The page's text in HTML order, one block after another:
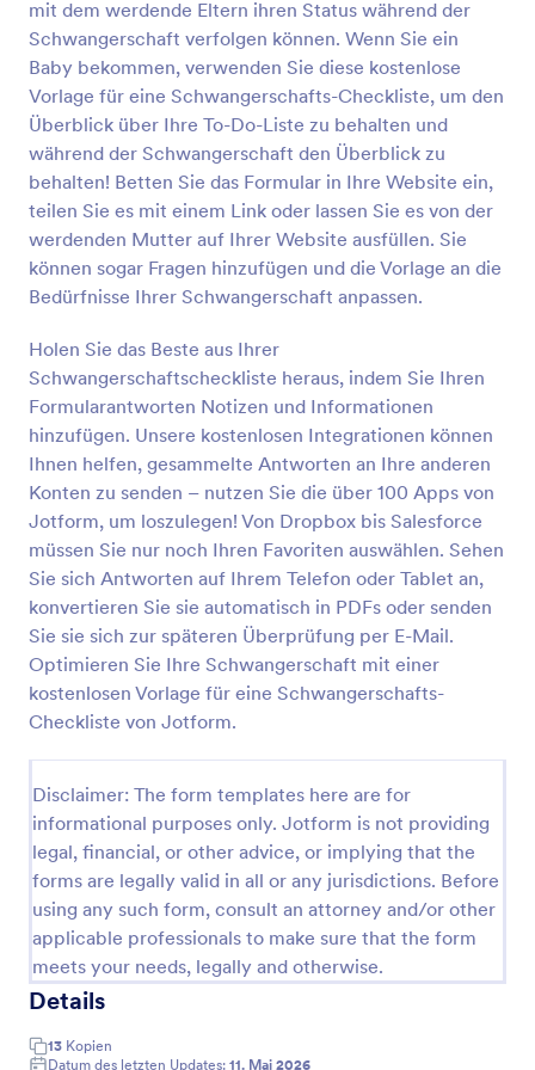
mit dem werdende Eltern ihren Status während der
Schwangerschaft verfolgen können. Wenn Sie ein
Baby bekommen, verwenden Sie diese kostenlose
Vorlage für eine Schwangerschafts-Checkliste, um den
Überblick über Ihre To-Do-Liste zu behalten und
während der Schwangerschaft den Überblick zu
behalten! Betten Sie das Formular in Ihre Website ein,
teilen Sie es mit einem Link oder lassen Sie es von der
werdenden Mutter auf Ihrer Website ausfüllen. Sie
können sogar Fragen hinzufügen und die Vorlage an die
Bedürfnisse Ihrer Schwangerschaft anpassen.
Holen Sie das Beste aus Ihrer
Schwangerschaftscheckliste heraus, indem Sie Ihren
Formularantworten Notizen und Informationen
hinzufügen. Unsere kostenlosen Integrationen können
Ihnen helfen, gesammelte Antworten an Ihre anderen
Konten zu senden – nutzen Sie die über 100 Apps von
Jotform, um loszulegen! Von Dropbox bis Salesforce
müssen Sie nur noch Ihren Favoriten auswählen. Sehen
Sie sich Antworten auf Ihrem Telefon oder Tablet an,
konvertieren Sie sie automatisch in PDFs oder senden
Sie sie sich zur späteren Überprüfung per E-Mail.
Optimieren Sie Ihre Schwangerschaft mit einer
kostenlosen Vorlage für eine Schwangerschafts-
Checkliste von Jotform.
Disclaimer: The form templates here are for
informational purposes only. Jotform is not providing
legal, financial, or other advice, or implying that the
forms are legally valid in all or any jurisdictions. Before
using any such form, consult an attorney and/or other
applicable professionals to make sure that the form
meets your needs, legally and otherwise.
Details
13 Kopien
Datum des letzten Updates: 11. Mai 2026
Vorschau
Checkliste Urlaub
Eine Vorlage für eine Urlaubscheckliste wird von
Einzelpersonen verwendet, um den Überblick über
die mit in den Urlaub zu bringenden Gegenstände
Go to Category:
Checklisten-Formulare
Vorschau